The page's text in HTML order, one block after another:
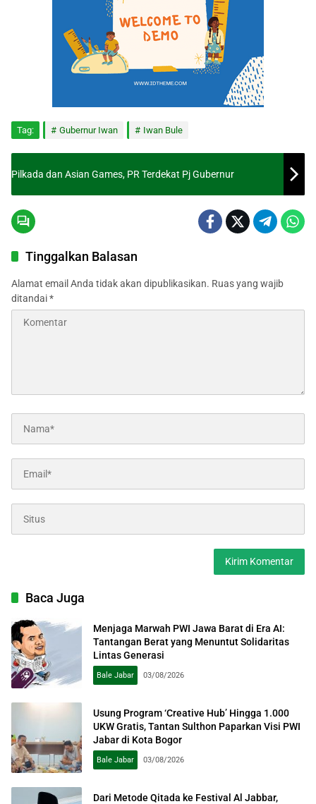
Tag: Gubernur Iwan Iwan Bule
Pilkada dan Asian Games, PR Terdekat Pj Gubernur
Tinggalkan Balasan
Alamat email Anda tidak akan dipublikasikan. Ruas yang wajib
ditandai*
Baca Juga
Menjaga Marwah PWI Jawa Barat di Era AI:
Tantangan Berat yang Menuntut Solidaritas
Lintas Generasi
Bale Jabar 03/08/2026
Usung Program ‘Creative Hub’ Hingga 1.000
UKW Gratis, Tantan Sulthon Paparkan Visi PWI
Jabar di Kota Bogor
Bale Jabar 03/08/2026
Dari Metode Qitada ke Festival Al Jabbar,